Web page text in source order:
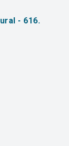
- 616.